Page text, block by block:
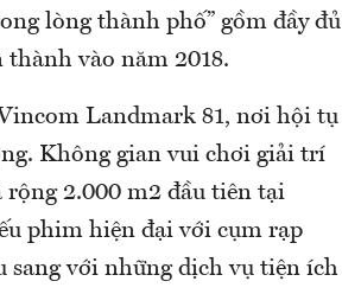
lòng thành phố” gồm đầy đủ
vào năm 2018.
Landmark 81, nơi hội tụ
Không gian vui chơi giải trí
rộng 2.000 m2 đầu tiên tại
phim hiện đại với cụm rạp
sang với những dịch vụ tiện ích